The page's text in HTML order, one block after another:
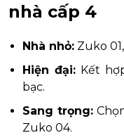
nhà cấp 4
Nhà nhỏ: Zuko
Hiện đại: Kết
bạc.
Sang trọng:
Zuko 04.